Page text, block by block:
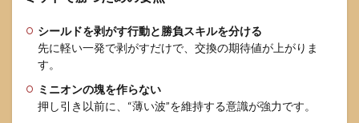
消す
8.2
最小
失点
の具
体プ
シールドを剥がす行動と勝負スキルを分ける
先に軽い一発で剥がすだけで、交換の期待値が上がりま
す。
ミニオンの塊を作らない
押し引き以前に、“薄い波”を維持する意識が強力です。